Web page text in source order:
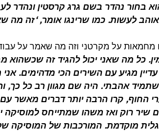
בחור נהדר בשם גרג קרסטין ונהדר
לעשות. כמו שרינגו אומר, ‘זה מה
מחמאות על מקרטני וזה מה שאמר על
כל מה שאני יכול להגיד זה שכשהוא
מגיע עם השירים הכי מדהימים.
אהבתי. היה שם מגוון רב כל כך,
החוף, קרו הרבה יותר דברים מאשר
שיר רוק ואז משהו שמתייחס למוסיקה
מוקדמת. המורכבות של המוסיקה